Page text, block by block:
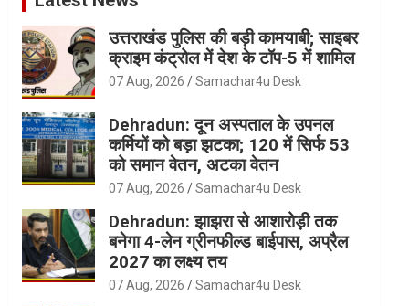
उत्तराखंड पुलिस की बड़ी कामयाबी; साइबर
क्राइम कंट्रोल में देश के टॉप-5 में शामिल
07 Aug, 2026 Samachar4u Desk
Dehradun: दून अस्पताल के उपनल
कर्मियों को बड़ा झटका; 120 में सिर्फ 53
को समान वेतन, अटका वेतन
07 Aug, 2026 Samachar4u Desk
Dehradun: झाझरा से आशारोड़ी तक
बनेगा 4-लेन ग्रीनफील्ड बाईपास, अप्रैल
2027 का लक्ष्य तय
07 Aug, 2026 Samachar4u Desk